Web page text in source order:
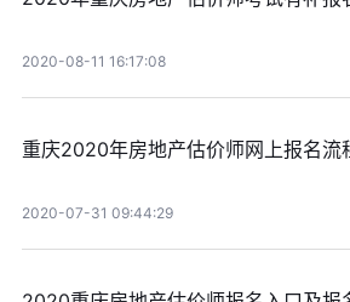
2020-08-11 16:17:08
重庆2020年房地产估价师网上报名流
2020-07-31 09:44:29